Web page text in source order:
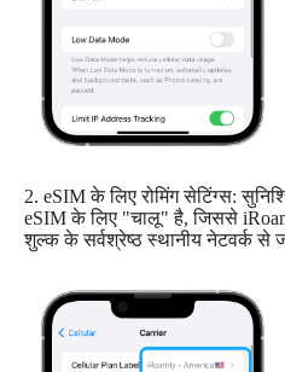
2. eSIM के लिए रोमिंग सेटिंग्स:
eSIM के लिए "चालू" है, जिससे
शुल्क के सर्वश्रेष्ठ स्थानीय नेटवर्क से